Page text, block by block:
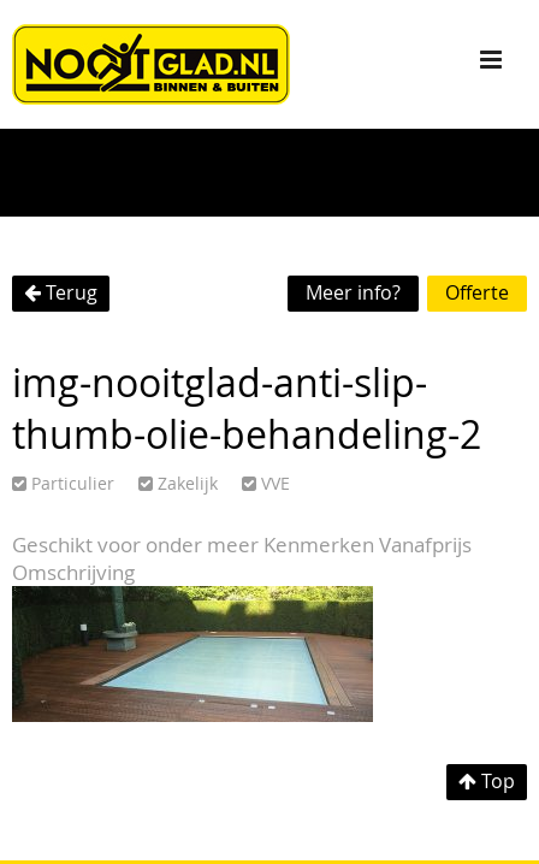
Terug Meer info? Offerte
img-nooitglad-anti-slip-
thumb-olie-behandeling-2
Particulier Zakelijk VVE
Geschikt voor onder meer Kenmerken Vanafprijs
Omschrijving
Top